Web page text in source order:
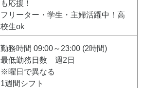
も応援！
フリーター・学生・主婦活躍中！高
校生ok
勤務時間 09:00～23:00 (2時間)
最低勤務日数 週2日
※曜日で異なる
1週間シフト